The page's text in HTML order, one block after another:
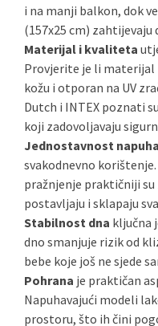
i na manji balkon, dok
(157x25 cm)
Materijal i kvaliteta
Provjerite je li materijal
kožu i otporan na UV
Dutch i INTEX poznati
koji zadovoljavaju
Jednostavnost
svakodnevno
pražnjenje praktičniji
postavljaju i sklapaju
Stabilnost dna ključna
dno smanjuje rizik od
bebe koje još ne sjede
Pohrana je praktičan
Napuhavajući modeli
prostoru, što ih čini